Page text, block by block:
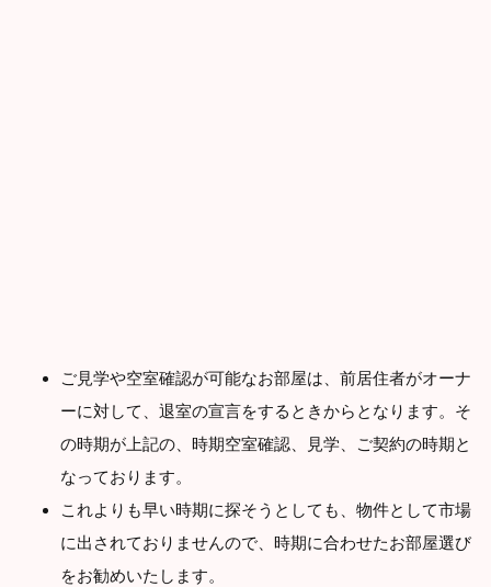
ご見学や空室確認が可能なお部屋は、前居住者がオーナ
ーに対して、退室の宣言をするときからとなります。そ
の時期が上記の、時期空室確認、見学、ご契約の時期と
なっております。
これよりも早い時期に探そうとしても、物件として市場
に出されておりませんので、時期に合わせたお部屋選び
をお勧めいたします。